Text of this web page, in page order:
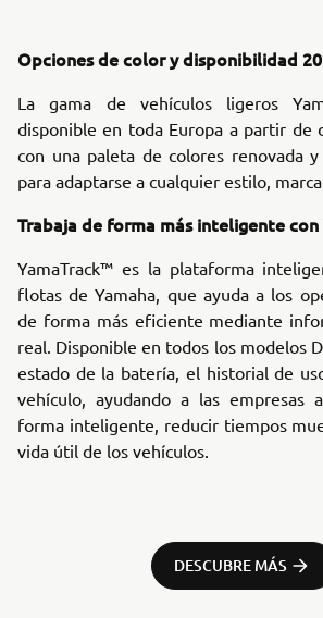
Opciones de color y disponibilidad
La gama de vehículos ligeros
disponible en toda Europa a partir de
con una paleta de colores renovada
para adaptarse a cualquier estilo,
Trabaja de forma más inteligente
YamaTrack™ es la plataforma
flotas de Yamaha, que ayuda a los
de forma más eficiente mediante
real. Disponible en todos los modelos
estado de la batería, el historial de
vehículo, ayudando a las
forma inteligente, reducir tiempos
vida útil de los vehículos.
DESCUBRE MÁS